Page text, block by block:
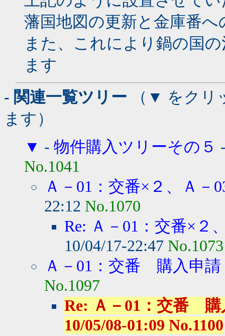
藩国地図の更新と金庫番
また、これにより鍋の国
ます
- 関連一覧ツリー （▼ をクリ
ます）
▼ - 物件購入ツリーその５
No.1041
Ａ－01：交番×２、Ａ－
22:12 No.1070
Re: Ａ－01：交番×２
10/04/17-22:47 No.1073
Ａ－01：交番 購入申請
No.1097
Re: Ａ－01：交番 購
10/05/08-01:09 No.1100